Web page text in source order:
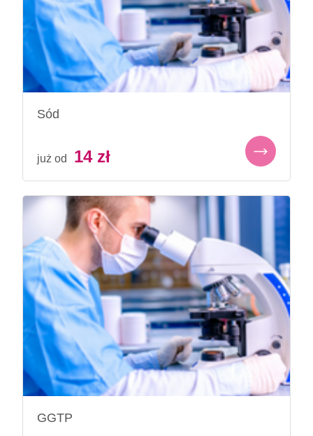
Sód
już od 14 zł
GGTP